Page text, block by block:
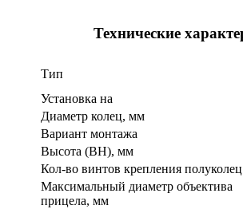
Технические
Тип
Установка на
Диаметр колец, мм
Вариант монтажа
Высота (BH), мм
Кол-во винтов крепления полуколец
Максимальный диаметр объектива
прицела, мм